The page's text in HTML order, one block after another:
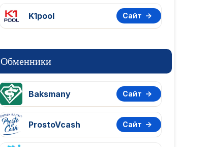
K1pool Сайт
Обменники
Baksmany Сайт
ProstoVcash Сайт